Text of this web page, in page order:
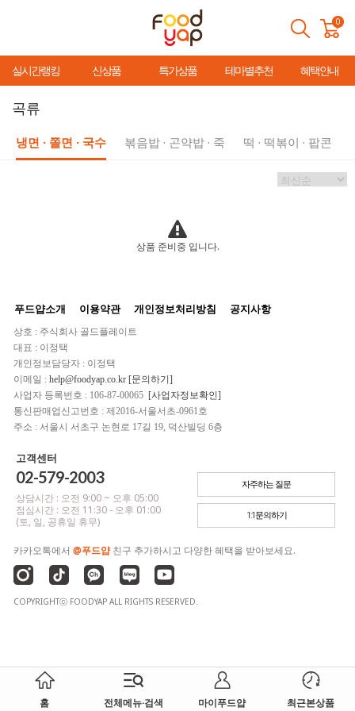
홈 전체메뉴·검색 마이푸드얍 최근본상품
0
실시간랭킹 신상품 특가상품 테마별추천 혜택안내
곡류
냉면 · 쫄면 · 국수 볶음밥 · 곤약밥 · 죽 떡 · 떡볶이 · 팝콘
상품 준비중 입니다.
푸드얍소개 이용약관 개인정보처리방침 공지사항
상호 : 주식회사 골드플레이트
대표 : 이정택
개인정보담당자 : 이정택
이메일 : help@foodyap.co.kr [문의하기]
사업자 등록번호 : 106-87-00065 [사업자정보확인]
통신판매업신고번호 : 제2016-서울서초-0961호
주소 : 서울시 서초구 논현로 17길 19, 덕산빌딩 6층
고객센터
02-579-2003
상담시간 : 오전 9:00 ~ 오후 05:00
점심시간 : 오전 11:30 - 오후 01:00
(토, 일, 공휴일 휴무)
자주하는 질문
1:1문의하기
카카오톡에서 @푸드얍친구 추가하시고 다양한 혜택을 받아보세요.
COPYRIGHTⓒ FOODYAP ALL RIGHTS RESERVED.